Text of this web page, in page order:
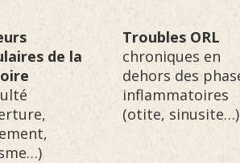
de la
Troubles ORL
chroniques en
dehors des
inflammatoires
(otite, sinusite…)